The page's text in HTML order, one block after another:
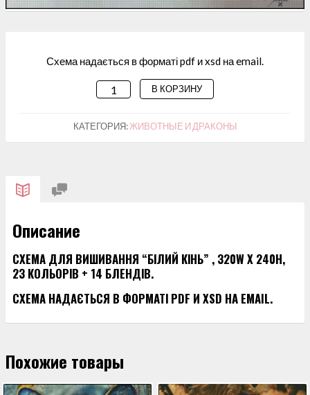
Схема надається в форматі pdf и xsd на email.
КОЛИЧЕСТВО
СХЕМА
ДЛЯ
В КОРЗИНУ
КАТЕГОРИЯ:ЖИВОТНЫЕ И ДРАКОНЫ
Описание
СХЕМА ДЛЯ ВИШИВАННЯ “БІЛИЙ КІНЬ” , 320W X 240H,
23 КОЛЬОРІВ + 14 БЛЕНДІВ.
СХЕМА НАДАЄТЬСЯ В ФОРМАТІ PDF И XSD НА EMAIL.
Похожие товары